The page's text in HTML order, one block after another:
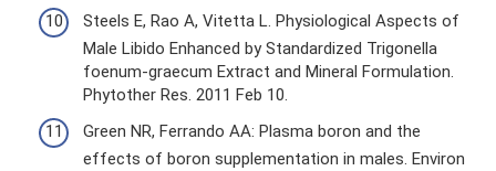
Steels E, Rao A, Vitetta L. Physiological Aspects of
Male Libido Enhanced by Standardized Trigonella
foenum-graecum Extract and Mineral Formulation.
Phytother Res. 2011 Feb 10.
Green NR, Ferrando AA: Plasma boron and the
effects of boron supplementation in males. Environ